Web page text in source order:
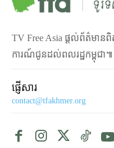
TV Free Asia ផ្ដល់ព័ត៌មានពិត
ការណ៍ជូនដល់ពលរដ្ឋកម្ពុជា៕
ផ្ញើសារ
contact@tfakhmer.org